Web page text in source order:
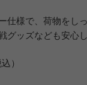
仕様で、荷物をし
グッズなども安心
）